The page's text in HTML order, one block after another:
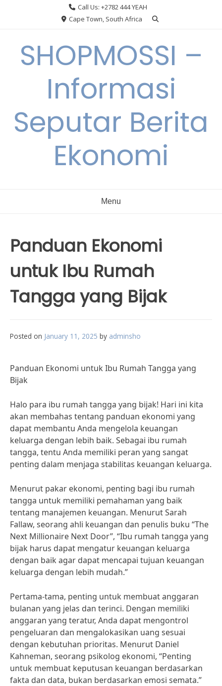
Call Us: +2782 444 YEAH
Cape Town, South Africa
SHOPMOSSI –
Informasi
Seputar Berita
Ekonomi
Menu
Panduan Ekonomi
untuk Ibu Rumah
Tangga yang Bijak
Posted on January 11, 2025 by adminsho
Panduan Ekonomi untuk Ibu Rumah Tangga yang
Bijak
Halo para ibu rumah tangga yang bijak! Hari ini kita
akan membahas tentang panduan ekonomi yang
dapat membantu Anda mengelola keuangan
keluarga dengan lebih baik. Sebagai ibu rumah
tangga, tentu Anda memiliki peran yang sangat
penting dalam menjaga stabilitas keuangan keluarga.
Menurut pakar ekonomi, penting bagi ibu rumah
tangga untuk memiliki pemahaman yang baik
tentang manajemen keuangan. Menurut Sarah
Fallaw, seorang ahli keuangan dan penulis buku “The
Next Millionaire Next Door”, “Ibu rumah tangga yang
bijak harus dapat mengatur keuangan keluarga
dengan baik agar dapat mencapai tujuan keuangan
keluarga dengan lebih mudah.”
Pertama-tama, penting untuk membuat anggaran
bulanan yang jelas dan terinci. Dengan memiliki
anggaran yang teratur, Anda dapat mengontrol
pengeluaran dan mengalokasikan uang sesuai
dengan kebutuhan prioritas. Menurut Daniel
Kahneman, seorang psikolog ekonomi, “Penting
untuk membuat keputusan keuangan berdasarkan
fakta dan data, bukan berdasarkan emosi semata.”